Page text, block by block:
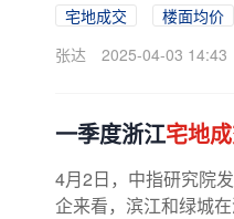
宅地成交 楼面均价
张达
2025-04-03 14:43
一季度浙江宅地
4月2日，中指研究院
企来看，滨江和绿城